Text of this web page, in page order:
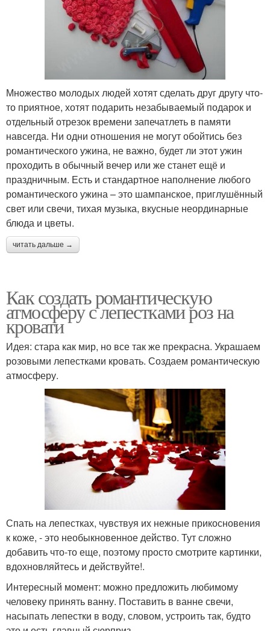
Множество молодых людей хотят сделать друг другу что-
то приятное, хотят подарить незабываемый подарок и
отдельный отрезок времени запечатлеть в памяти
навсегда. Ни одни отношения не могут обойтись без
романтического ужина, не важно, будет ли этот ужин
проходить в обычный вечер или же станет ещё и
праздничным. Есть и стандартное наполнение любого
романтического ужина – это шампанское, приглушённый
свет или свечи, тихая музыка, вкусные неординарные
блюда и цветы.
читать дальше →
Как создать романтическую
атмосферу с лепестками роз на
кровати
Идея: стара как мир, но все так же прекрасна. Украшаем
розовыми лепестками кровать. Создаем романтическую
атмосферу.
Спать на лепестках, чувствуя их нежные прикосновения
к коже, - это необыкновенное действо. Тут сложно
добавить что-то еще, поэтому просто смотрите картинки,
вдохновляйтесь и действуйте!.
Интересный момент: можно предложить любимому
человеку принять ванну. Поставить в ванне свечи,
насыпать лепестки в воду, словом, устроить так, будто